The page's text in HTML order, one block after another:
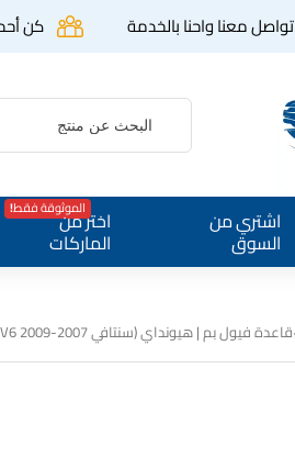
تواصل معنا واحنا بالخدمة كن
اشتري من
السوق
اختر من
الماركات
الموثوقة فقط!
قاعدة فيول بم | هيونداي (سنتافي 2007-2009 V6) | اصلي تفصيخ | 31110-0W000